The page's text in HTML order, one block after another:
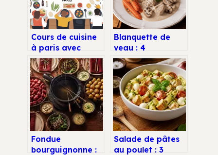
Cours de cuisine
à paris avec
l’univers de cyril
lignac
Blanquette de
veau : 4
accompagnements
pour sublimer sa
sauce onctueuse
Fondue
bourguignonne :
Salade de pâtes
au poulet : 3